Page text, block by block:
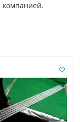
компанией.